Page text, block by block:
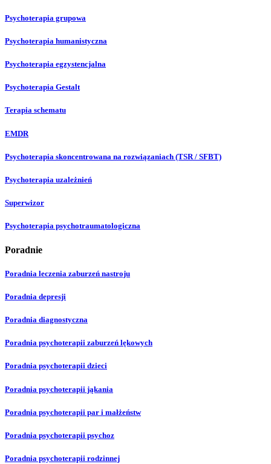
Psychoterapia grupowa
Psychoterapia humanistyczna
Psychoterapia egzystencjalna
Psychoterapia Gestalt
Terapia schematu
EMDR
Psychoterapia skoncentrowana na rozwiązaniach (TSR / SFBT)
Psychoterapia uzależnień
Superwizor
Psychoterapia psychotraumatologiczna
Poradnie
Poradnia leczenia zaburzeń nastroju
Poradnia depresji
Poradnia diagnostyczna
Poradnia psychoterapii zaburzeń lękowych
Poradnia psychoterapii dzieci
Poradnia psychoterapii jąkania
Poradnia psychoterapii par i małżeństw
Poradnia psychoterapii psychoz
Poradnia psychoterapii rodzinnej